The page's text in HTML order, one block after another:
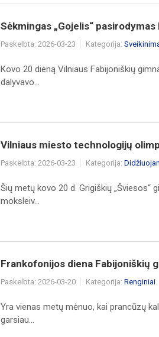
Sėkmingas „Gojelis“
Paskelbta: 2026-03-23 Kategorija:
Kovo 20 dieną Vilniaus Fabijoniškių
dalyvavo...
Vilniaus miesto technologijų
Paskelbta: 2026-03-23 Kategorija:
Šių metų kovo 20 d. Grigiškių „Šviesos“
moksleiv...
Frankofonijos diena Fabijoniškių
Paskelbta: 2026-03-20 Kategorija: Renginiai
Yra vienas metų mėnuo, kai prancūzų
garsiau...